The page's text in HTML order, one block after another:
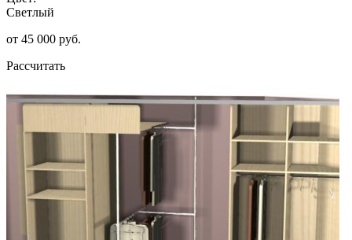
Светлый
от 45 000 руб.
Рассчитать